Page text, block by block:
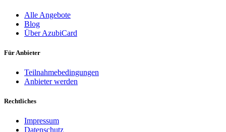
Alle Angebote
Blog
Über AzubiCard
Für Anbieter
Teilnahmebedingungen
Anbieter werden
Rechtliches
Impressum
Datenschutz